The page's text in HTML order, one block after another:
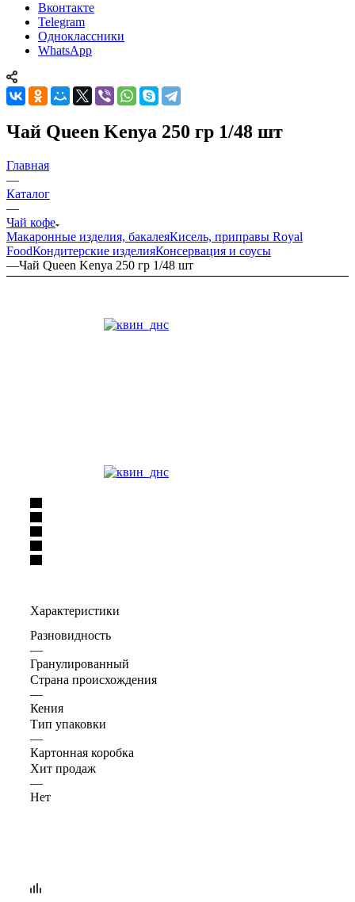
Вконтакте
Telegram
Одноклассники
WhatsApp
Чай Queen Kenya 250 гр 1/48 шт
Главная
—
Каталог
—
Чай кофе
Макаронные изделия, бакалеяКисель, приправы Royal
FoodКондитерские изделияКонсервация и соусы
—Чай Queen Kenya 250 гр 1/48 шт
Характеристики
Разновидность
—
Гранулированный
Страна происхождения
—
Кения
Тип упаковки
—
Картонная коробка
Хит продаж
—
Нет